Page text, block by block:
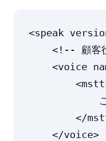
<speak
<!-- 顧客
<voice
こ
</
    </voice>